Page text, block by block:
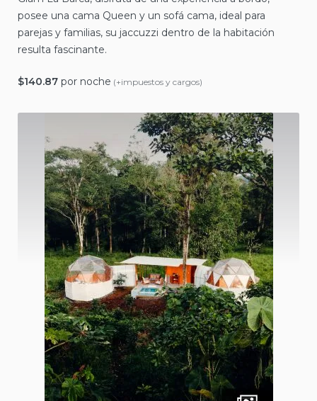
posee una cama Queen y un sofá cama, ideal para
parejas y familias, su jaccuzzi dentro de la habitación
resulta fascinante.
$140.87 por noche (+impuestos y cargos)